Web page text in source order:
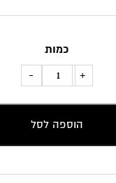
כמות
+
כמות
נוי
פסים
-
הוספה לסל